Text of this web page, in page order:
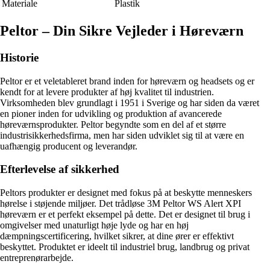
Materiale
Plastik
Peltor – Din Sikre Vejleder i Høreværn
Historie
Peltor er et veletableret brand inden for høreværn og headsets og er
kendt for at levere produkter af høj kvalitet til industrien.
Virksomheden blev grundlagt i 1951 i Sverige og har siden da været
en pioner inden for udvikling og produktion af avancerede
høreværnsprodukter. Peltor begyndte som en del af et større
industrisikkerhedsfirma, men har siden udviklet sig til at være en
uafhængig producent og leverandør.
Efterlevelse af sikkerhed
Peltors produkter er designet med fokus på at beskytte menneskers
hørelse i støjende miljøer. Det trådløse 3M Peltor WS Alert XPI
høreværn er et perfekt eksempel på dette. Det er designet til brug i
omgivelser med unaturligt høje lyde og har en høj
dæmpningscertificering, hvilket sikrer, at dine ører er effektivt
beskyttet. Produktet er ideelt til industriel brug, landbrug og privat
entreprenørarbejde.